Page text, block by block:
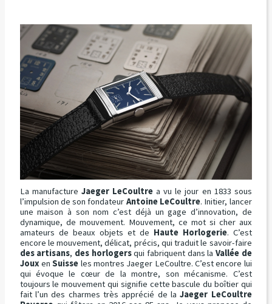
La manufacture Jaeger LeCoultrea vu le jour en 1833 sous
l’impulsion de son fondateur Antoine LeCoultre. Initier, lancer
une maison à son nom c’est déjà un gage d’innovation, de
dynamique, de mouvement. Mouvement, ce mot si cher aux
amateurs de beaux objets et de Haute Horlogerie. C’est
encore le mouvement, délicat, précis, qui traduit le savoir-faire
des artisans, des horlogersqui fabriquent dans laVallée de
Joux enSuisse les montres Jaeger LeCoultre. C’est encore lui
qui évoque le cœur de la montre, son mécanisme. C’est
toujours le mouvement qui signifie cette bascule du boîtier qui
fait l’un des charmes très apprécié de laJaeger LeCoultre